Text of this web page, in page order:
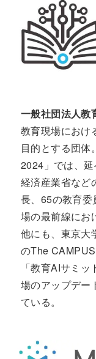
一般社団法人教
教育現場におけ
目的とする団体
2024」では、延
経済産業省など
長、65の教育
場の最前線にお
他にも、東京大
のThe
「教育AIサミ
場のアップデー
ている。